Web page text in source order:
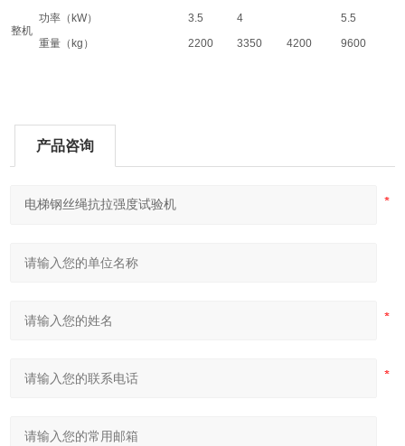
整机
功率（kW） 3.5 4
5.5
重量（kg）
2200 3350 4200 9600
产品咨询